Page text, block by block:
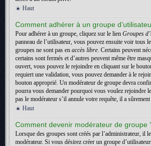
Haut
Comment adhérer à un groupe
Pour adhérer à un groupe, cliquez sur le lien Groupes
panneau de l’utilisateur, vous pouvez ensuite voir tous
groupes ne sont pas en accès libre. Certains peuvent
certains sont fermés et d’autres peuvent même être
ouvert, vous pouvez le rejoindre en cliquant sur le
requiert une validation, vous pouvez demander à le
bouton approprié. Un modérateur de groupe devra
pourra vous demander pourquoi vous voulez rejoindre
pas le modérateur s’il annule votre requête, il a
Haut
Comment devenir modérateur de groupe
Lorsque des groupes sont créés par l’administrateur, il
modérateur. Si vous désirez créer un groupe